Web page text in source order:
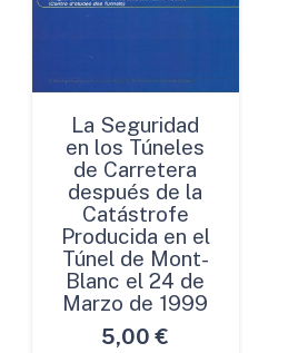
La Seguridad
en los Túneles
de Carretera
después de la
Catástrofe
Producida en el
Túnel de Mont-
Blanc el 24 de
Marzo de 1999
5,00 €